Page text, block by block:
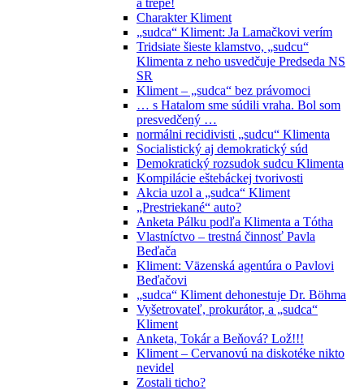
Charakter Kliment
„sudca“ Kliment: Ja Lamačkovi verím
Tridsiate šieste klamstvo, „sudcu“
Klimenta z neho usvedčuje Predseda NS
SR
Kliment – „sudca“ bez právomoci
… s Hatalom sme súdili vraha. Bol som
presvedčený …
normálni recidivisti „sudcu“ Klimenta
Socialistický aj demokratický súd
Demokratický rozsudok sudcu Klimenta
Kompilácie eštebáckej tvorivosti
Akcia uzol a „sudca“ Kliment
„Prestriekané“ auto?
Anketa Pálku podľa Klimenta a Tótha
Vlastníctvo – trestná činnosť Pavla
Beďača
Kliment: Väzenská agentúra o Pavlovi
Beďačovi
„sudca“ Kliment dehonestuje Dr. Böhma
Vyšetrovateľ, prokurátor, a „sudca“
Kliment
Anketa, Tokár a Beňová? Lož!!!
Kliment – Cervanovú na diskotéke nikto
nevidel
Zostali ticho?